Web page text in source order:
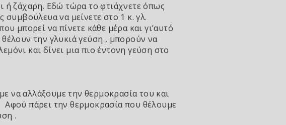
ή ζάχαρη. Εδώ τώρα το φτιάχνετε όπως
να μείνετε στο 1 κ. γλ.
μπορεί να πίνετε κάθε μέρα και γι’αυτό
την γλυκιά γεύση , μπορούν να
και δίνει μια πιο έντονη γεύση στο
να αλλάξουμε την θερμοκρασία του και
Αφού πάρει την θερμοκρασία που θέλουμε
.